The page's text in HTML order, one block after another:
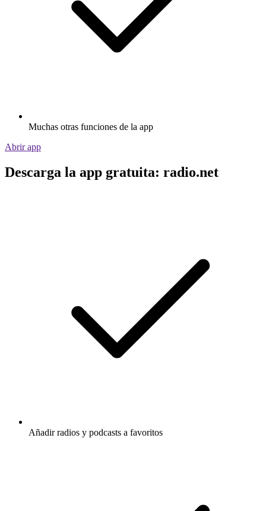
Muchas otras funciones de la app
Abrir app
Descarga la app gratuita: radio.net
Añadir radios y podcasts a favoritos